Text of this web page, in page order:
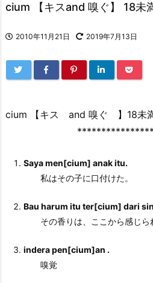
cium 【キスand 嗅ぐ】 18未
2010年11月21日 2019年7月13日
cium 【キス and 嗅ぐ 】18未
Saya men[cium] anak itu.
私はその子に口付けた。
Bau harum itu ter[cium] dari
その香りは、ここから感じら
indera pen[cium]an .
嗅覚